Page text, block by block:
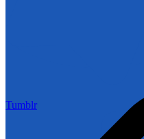
Tumblr